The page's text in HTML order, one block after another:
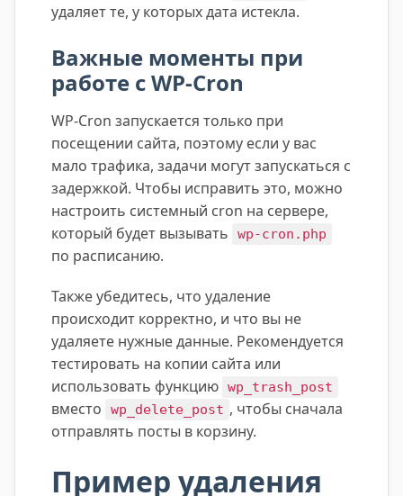
удаляет те, у которых дата истекла.
Важные моменты при
работе с WP-Cron
WP-Cron запускается только при
посещении сайта, поэтому если у вас
мало трафика, задачи могут запускаться с
задержкой. Чтобы исправить это, можно
настроить системный cron на сервере,
который будет вызывать
wp-cron.php
по расписанию.
Также убедитесь, что удаление
происходит корректно, и что вы не
удаляете нужные данные. Рекомендуется
тестировать на копии сайта или
использовать функцию wp_trash_post
вместо wp_delete_post , чтобы сначала
отправлять посты в корзину.
Пример удаления